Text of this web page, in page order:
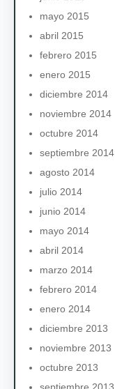
mayo 2015
abril 2015
febrero 2015
enero 2015
diciembre 2014
noviembre 2014
octubre 2014
septiembre 2014
agosto 2014
julio 2014
junio 2014
mayo 2014
abril 2014
marzo 2014
febrero 2014
enero 2014
diciembre 2013
noviembre 2013
octubre 2013